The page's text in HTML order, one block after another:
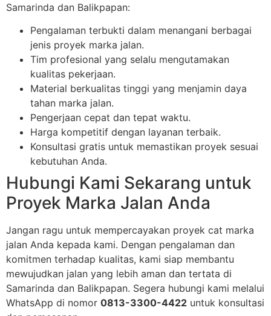
Samarinda dan Balikpapan:
Pengalaman terbukti dalam menangani berbagai
jenis proyek marka jalan.
Tim profesional yang selalu mengutamakan
kualitas pekerjaan.
Material berkualitas tinggi yang menjamin daya
tahan marka jalan.
Pengerjaan cepat dan tepat waktu.
Harga kompetitif dengan layanan terbaik.
Konsultasi gratis untuk memastikan proyek sesuai
kebutuhan Anda.
Hubungi Kami Sekarang untuk
Proyek Marka Jalan Anda
Jangan ragu untuk mempercayakan proyek cat marka
jalan Anda kepada kami. Dengan pengalaman dan
komitmen terhadap kualitas, kami siap membantu
mewujudkan jalan yang lebih aman dan tertata di
Samarinda dan Balikpapan. Segera hubungi kami melalui
WhatsApp di nomor 0813-3300-4422 untuk konsultasi